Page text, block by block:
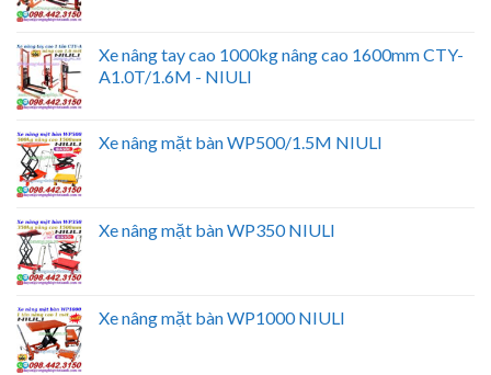
Xe nâng tay cao 1000kg nâng cao 1600mm CTY-
A1.0T/1.6M - NIULI
Xe nâng mặt bàn WP500/1.5M NIULI
Xe nâng mặt bàn WP350 NIULI
Xe nâng mặt bàn WP1000 NIULI